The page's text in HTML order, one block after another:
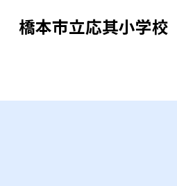
橋本市立応其小学校